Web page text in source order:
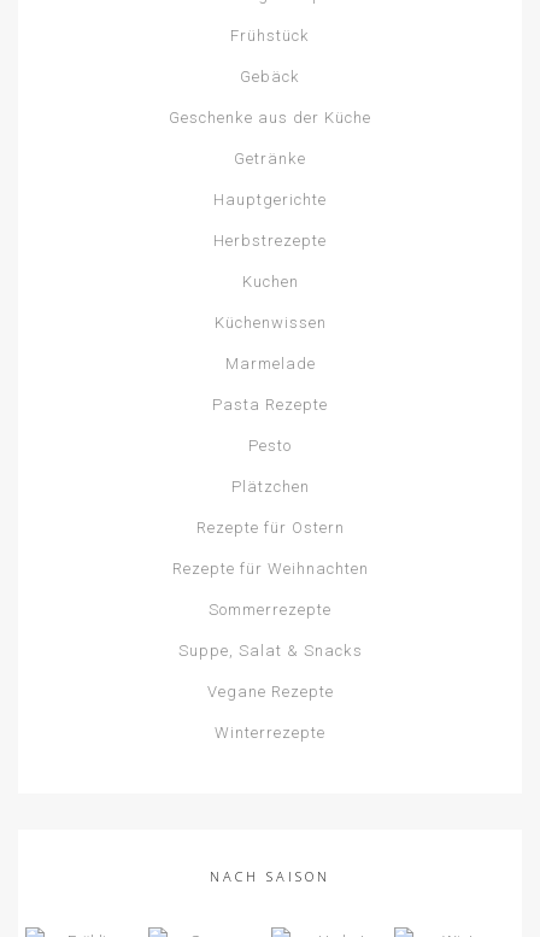
Frühstück
Gebäck
Geschenke aus der Küche
Getränke
Hauptgerichte
Herbstrezepte
Kuchen
Küchenwissen
Marmelade
Pasta Rezepte
Pesto
Plätzchen
Rezepte für Ostern
Rezepte für Weihnachten
Sommerrezepte
Suppe, Salat & Snacks
Vegane Rezepte
Winterrezepte
NACH SAISON